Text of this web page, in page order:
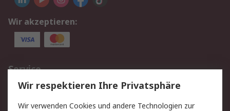
Wir akzeptieren:
Service
Value Added Services
Lieferlösungen
Rücksendungen
Kontakt
Wir respektieren Ihre Privatsphäre
Wir verwenden Cookies und andere Technologien zur